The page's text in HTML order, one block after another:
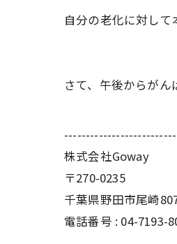
自分の老化に対して
さて、午後からがん
株式会社Goway
〒270-0235
千葉県野田市尾崎
電話番号 : 04-7193-